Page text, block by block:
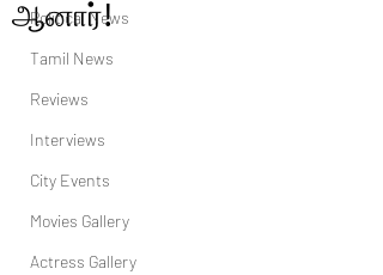
Political News
Tamil News
Reviews
Interviews
City Events
Movies Gallery
Actress Gallery
ஆனார்!